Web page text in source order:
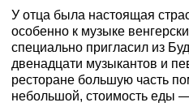
У отца была настоящая
особенно к музыке
специально пригласил из
двенадцати музыкантов и
ресторане большую часть
небольшой, стоимость еды